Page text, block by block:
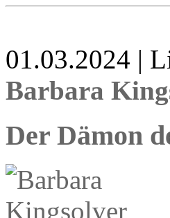
01.03.2024 |
Barbara
Der Dämon